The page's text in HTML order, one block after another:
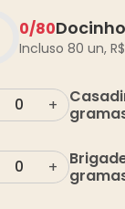
0/80
Incluso 80 un, R$
+
+